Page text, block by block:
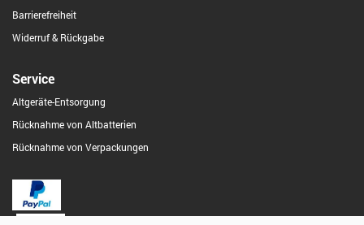
Barrierefreiheit
Widerruf & Rückgabe
Service
Altgeräte-Entsorgung
Rücknahme von Altbatterien
Rücknahme von Verpackungen